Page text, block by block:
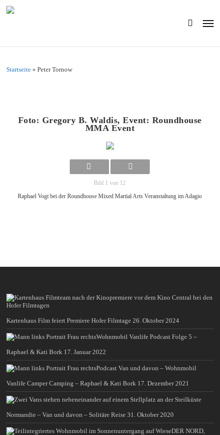
search
Startseite »Peter Tornow
Foto: Gregory B. Waldis, Event: Roundhouse
MMA Event
Bild 1 von 12
Raphael Vogt bei der Roundhouse Mixed Martial Arts Veranstaltung im Adagio
Kartenhaus Film feiert Premiere Hofer Filmtage 26. Oktober 2024
Wohnmobil Vanlife Podcast Folge 5 –
Raphael & Kati Bork 17. Januar 2022
Podcast Van und davon – Wohnmobil
Vanlife Camper Camping – Raphael & Kati Bork 17. Dezember 2021
Normandie – Van und davon – Solitäre Reise 31. Oktober 2020
DER NORD,